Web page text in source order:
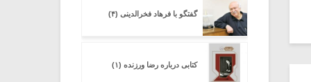
گفتگو با فرهاد فخرالدینی (۴)
کتابی درباره رضا ورزنده (۱)